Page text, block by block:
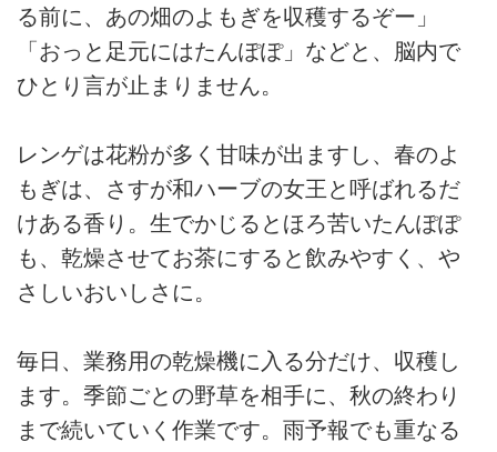
る前に、あの畑のよもぎを収穫するぞー」
「おっと足元にはたんぽぽ」などと、脳内で
ひとり言が止まりません。
レンゲは花粉が多く甘味が出ますし、春のよ
もぎは、さすが和ハーブの女王と呼ばれるだ
けある香り。生でかじるとほろ苦いたんぽぽ
も、乾燥させてお茶にすると飲みやすく、や
さしいおいしさに。
毎日、業務用の乾燥機に入る分だけ、収穫し
ます。季節ごとの野草を相手に、秋の終わり
まで続いていく作業です。雨予報でも重なる